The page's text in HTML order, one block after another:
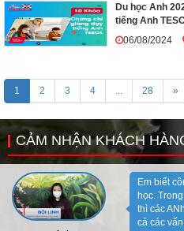
Du học Anh
tiếng Anh
06/08/2024
1 2 3 4 28 »
CẢM NHẬN KHÁCH
Em biết
học.
thì các
cả các vấn